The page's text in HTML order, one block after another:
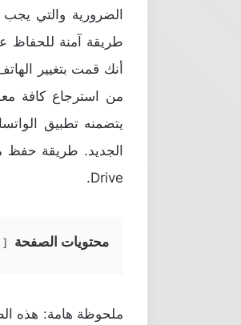
الضرورية والتي
طريقة آمنة للحفاظ
أنك قمت بتغيير
يتضمنه تطبيق
Drive.
محتويات الصفحة